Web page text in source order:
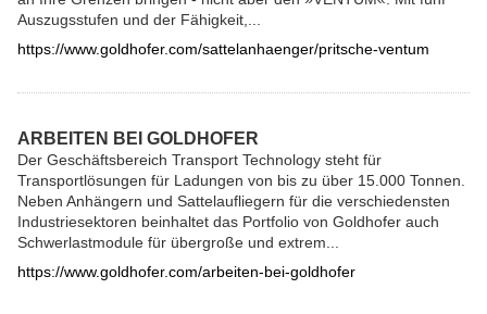
SHOP
KARRIERE
Auszugsstufen und der Fähigkeit,...
https://www.goldhofer.com/sattelanhaenger/pritsche-ventum
ARBEITEN BEI GOLDHOFER
Der Geschäftsbereich Transport Technology steht für
Transportlösungen für Ladungen von bis zu über 15.000 Tonnen.
Neben Anhängern und Sattelaufliegern für die verschiedensten
Industriesektoren beinhaltet das Portfolio von Goldhofer auch
Schwerlastmodule für übergroße und extrem...
https://www.goldhofer.com/arbeiten-bei-goldhofer